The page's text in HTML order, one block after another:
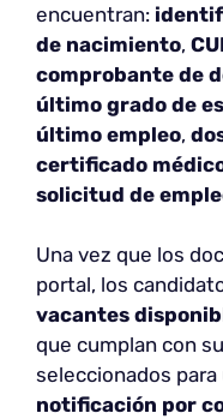
encuentran:
de nacimiento,
comprobante de
último grado de
último empleo,
certificado
solicitud de
Una vez que los
portal, los
vacantes
que cumplan con
seleccionados
notificación por